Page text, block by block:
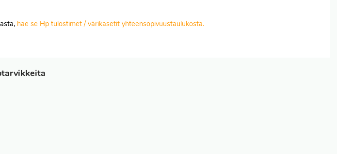
hae se Hp tulostimet / värikasetit yhteensopivuustaulukosta.